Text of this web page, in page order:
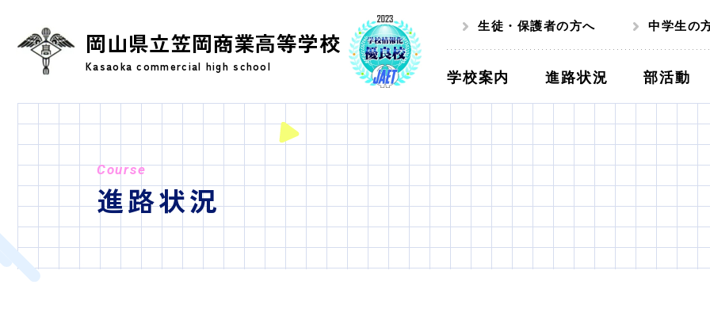
岡山県立笠岡商業高等学校
Kasaoka commercial high school
生徒・保護者の方へ 中学生の
学校案内 進路状況 部活動
Course
進路状況